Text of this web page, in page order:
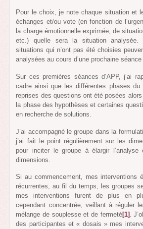
Pour le choix, je note chaque situation et
échanges et/ou vote (en fonction de
la charge émotionnelle exprimée, de
etc.) quelle sera la situation
situations qui n’ont pas été choisies
analysées au cours d’une prochaine séance
Sur ces premières séances d’APP, j’ai
cadre ainsi que les différentes phases du
reprises des questions ont été posées
la phase des hypothèses et certaines
en recherche de solutions.
J’ai accompagné le groupe dans la
j’ai fait le point régulièrement sur les
pour inciter le groupe à élargir l’analyse
dimensions.
Si au commencement, mes interventions
récurrentes, au fil du temps, les groupes
mes interventions furent de plus en
cependant concentrée, veillant à réguler
mélange de souplesse et de fermeté[1] .
des participantes et « dosais » mes